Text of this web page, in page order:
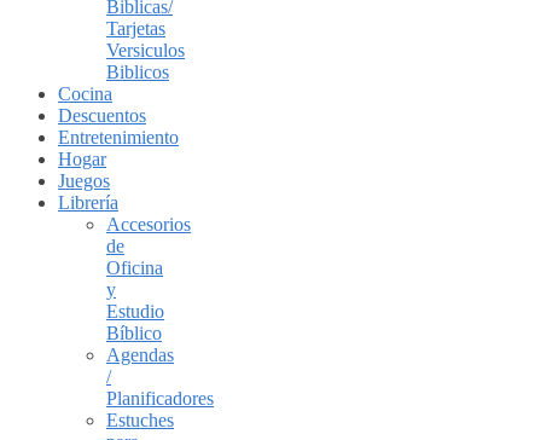
Biblicas/
Tarjetas
Versiculos
Biblicos
Cocina
Descuentos
Entretenimiento
Hogar
Juegos
Librería
Accesorios
de
Oficina
y
Estudio
Bíblico
Agendas
/
Planificadores
Estuches